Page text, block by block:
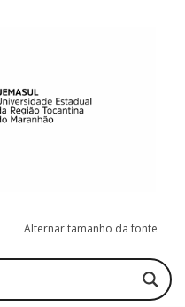
Alternar tamanho da fonte